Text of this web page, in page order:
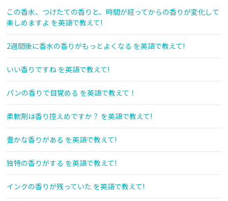
この香水、つけたての香りと、時間が経ってからの香りが変化して
楽しめますよ を英語で教えて!
2週間後に香水の香りがもっとよくなる を英語で教えて!
いい香りですね を英語で教えて!
パンの香りで目覚める を英語で教えて！
柔軟剤は香り控えめですか？ を英語で教えて!
豊かな香りがある を英語で教えて!
独特の香りがする を英語で教えて!
インクの香りが残っていた を英語で教えて!